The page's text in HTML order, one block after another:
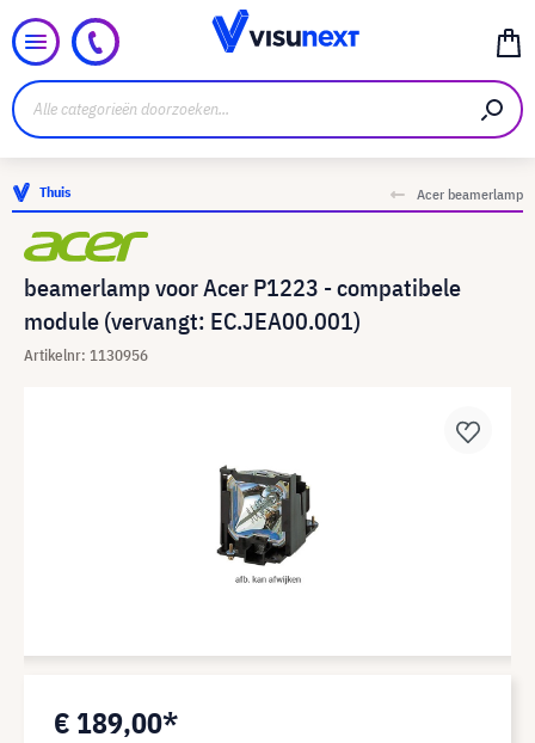
Thuis Acer beamerlamp
beamerlamp voor Acer P1223 - compatibele
module (vervangt: EC.JEA00.001)
Artikelnr: 1130956
€ 189,00*